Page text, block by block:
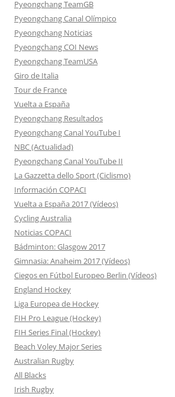
Pyeongchang TeamGB
Pyeongchang Canal Olímpico
Pyeongchang Noticias
Pyeongchang COI News
Pyeongchang TeamUSA
Giro de Italia
Tour de France
Vuelta a España
Pyeongchang Resultados
Pyeongchang Canal YouTube I
NBC (Actualidad)
Pyeongchang Canal YouTube II
La Gazzetta dello Sport (Ciclismo)
Información COPACI
Vuelta a España 2017 (Vídeos)
Cycling Australia
Noticias COPACI
Bádminton: Glasgow 2017
Gimnasia: Anaheim 2017 (Vídeos)
Ciegos en Fútbol Europeo Berlin (Vídeos)
England Hockey
Liga Europea de Hockey
FIH Pro League (Hockey)
FIH Series Final (Hockey)
Beach Voley Major Series
Australian Rugby
All Blacks
Irish Rugby